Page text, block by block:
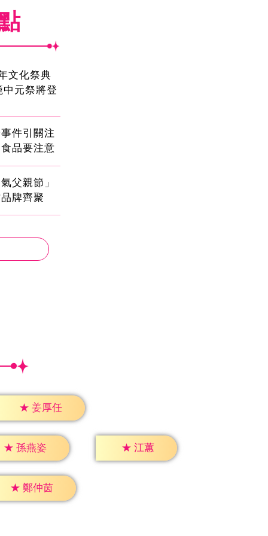
文化祭典
中元祭將登
件引關注
品要注意
父親節」
牌齊聚
★ 姜厚任
★ 孫燕姿 ★ 江蕙
★ 鄭仲茵